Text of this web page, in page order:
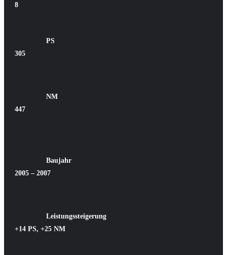
8
PS
305
NM
447
Baujahr
2005 – 2007
Leistungssteigerung
+14 PS, +25 NM